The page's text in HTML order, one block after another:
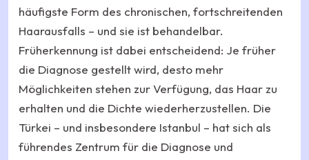
häufigste Form des chronischen, fortschreitenden
Haarausfalls – und sie ist behandelbar.
Früherkennung ist dabei entscheidend: Je früher
die Diagnose gestellt wird, desto mehr
Möglichkeiten stehen zur Verfügung, das Haar zu
erhalten und die Dichte wiederherzustellen. Die
Türkei – und insbesondere Istanbul – hat sich als
führendes Zentrum für die Diagnose und